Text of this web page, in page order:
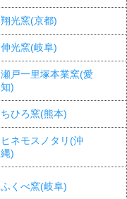
翔光窯(京都)
伸光窯(岐阜)
瀬戸一里塚本業窯(愛
知)
ちひろ窯(熊本)
ヒネモスノタリ(沖
縄)
ふくべ窯(岐阜)